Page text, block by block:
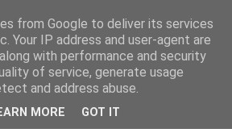
from Google to deliver its services
Your IP address and user-agent are
with performance and security
of service, generate usage
and address abuse.
MORE GOT IT